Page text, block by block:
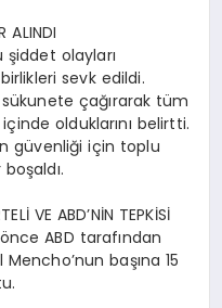
ALINDI
olayları
sevk edildi.
sükunete çağırarak tüm
olduklarını belirtti.
güvenliği için toplu
VE ABD’NİN TEPKİSİ
ABD tarafından
başına 15